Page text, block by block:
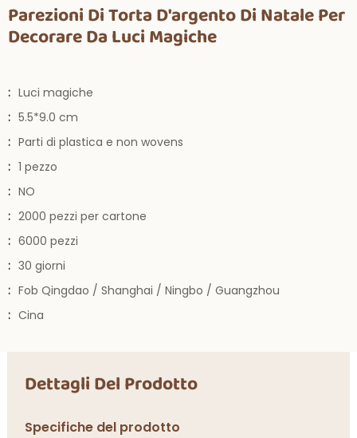
Parezioni Di Torta D'argento Di Natale Per
Decorare Da Luci Magiche
: Luci magiche
: 5.5*9.0 cm
: Parti di plastica e non wovens
: 1 pezzo
: NO
: 2000 pezzi per cartone
: 6000 pezzi
: 30 giorni
: Fob Qingdao / Shanghai / Ningbo / Guangzhou
: Cina
Dettagli Del Prodotto
Specifiche del prodotto